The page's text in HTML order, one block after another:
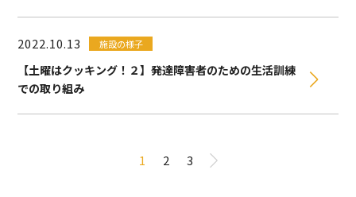
2022.10.13 施設の様子
【土曜はクッキング！２】発達障害者のための生活訓練
での取り組み
1 2 3